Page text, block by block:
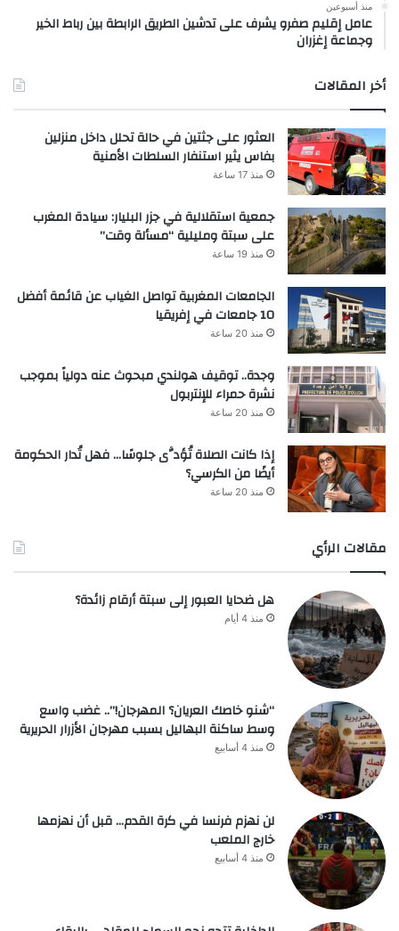
منذ أسبوعين
عامل إقليم صفرو يشرف على تدشين الطريق الرابطة بين رباط الخير
وجماعة إغزران
أخر المقالات
العثور على جثتين في حالة تحلل داخل منزلين
بفاس يثير استنفار السلطات الأمنية
منذ 17 ساعة
جمعية استقلالية في جزر البليار: سيادة المغرب
على سبتة ومليلية “مسألة وقت”
منذ 19 ساعة
الجامعات المغربية تواصل الغياب عن قائمة أفضل
10 جامعات في إفريقيا
منذ 20 ساعة
وجدة.. توقيف هولندي مبحوث عنه دولياً بموجب
نشرة حمراء للإنتربول
منذ 20 ساعة
إذا كانت الصلاة تُؤدَّى جلوسًا… فهل تُدار الحكومة
أيضًا من الكرسي؟
منذ 20 ساعة
مقالات الرأي
هل ضحايا العبور إلى سبتة أرقام زائدة؟
منذ 4 أيام
“شنو خاصك العريان؟ المهرجان!”.. غضب واسع
وسط ساكنة البهاليل بسبب مهرجان الأزرار الحريرية
منذ 4 أسابيع
لن نهزم فرنسا في كرة القدم… قبل أن نهزمها
خارج الملعب
منذ 4 أسابيع